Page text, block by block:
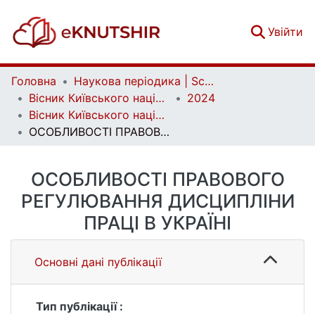
Увійти
Головна
Наукова періодика | Scientific periodicals
Вісник Київського національного університету імені Тараса Шевченка. Юридичні науки | Bulletin of Taras Shevchenko National University of Kyiv. Legal Studies
2024
Вісник Київського національного університету імені Тараса Шевченка. Юридичні науки. Вип. 2 (128)
ОСОБЛИВОСТІ ПРАВОВОГО РЕГУЛЮВАННЯ ДИСЦИПЛІНИ ПРАЦІ В УКРАЇНІ
ОСОБЛИВОСТІ ПРАВОВОГО
РЕГУЛЮВАННЯ ДИСЦИПЛІНИ
ПРАЦІ В УКРАЇНІ
Основні дані публікації
Тип публікації :